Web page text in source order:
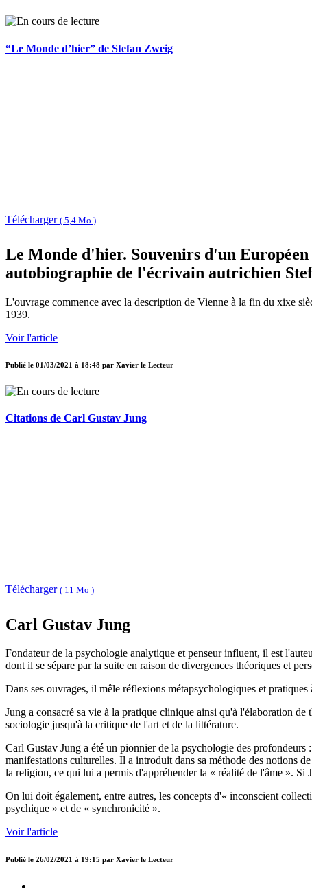
“Le Monde d’hier” de Stefan Zweig
Télécharger ( 5,4 Mo )
Le Monde d'hier. Souvenirs d'un
autobiographie de l'écrivain autrichien
L'ouvrage commence avec la description de Vienne à la fin du xixe
1939.
Voir l'article
Publié le 01/03/2021 à 18:48 par Xavier le Lecteur
Citations de Carl Gustav Jung
Télécharger ( 11 Mo )
Carl Gustav Jung
Fondateur de la psychologie analytique et penseur influent, il est
dont il se sépare par la suite en raison de divergences théoriques et
Dans ses ouvrages, il mêle réflexions métapsychologiques et
Jung a consacré sa vie à la pratique clinique ainsi qu'à l'élaboration
sociologie jusqu'à la critique de l'art et de la littérature.
Carl Gustav Jung a été un pionnier de la psychologie des
manifestations culturelles. Il a introduit dans sa méthode des notions
la religion, ce qui lui a permis d'appréhender la « réalité de l'âme ». Si
On lui doit également, entre autres, les concepts d'« inconscient
psychique » et de « synchronicité ».
Voir l'article
Publié le 26/02/2021 à 19:15 par Xavier le Lecteur